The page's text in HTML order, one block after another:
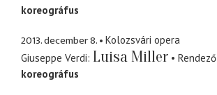
koreográfus
2013. december 8.
Kolozsvári opera
Giuseppe Verdi Luisa Miller Rendező
koreográfus